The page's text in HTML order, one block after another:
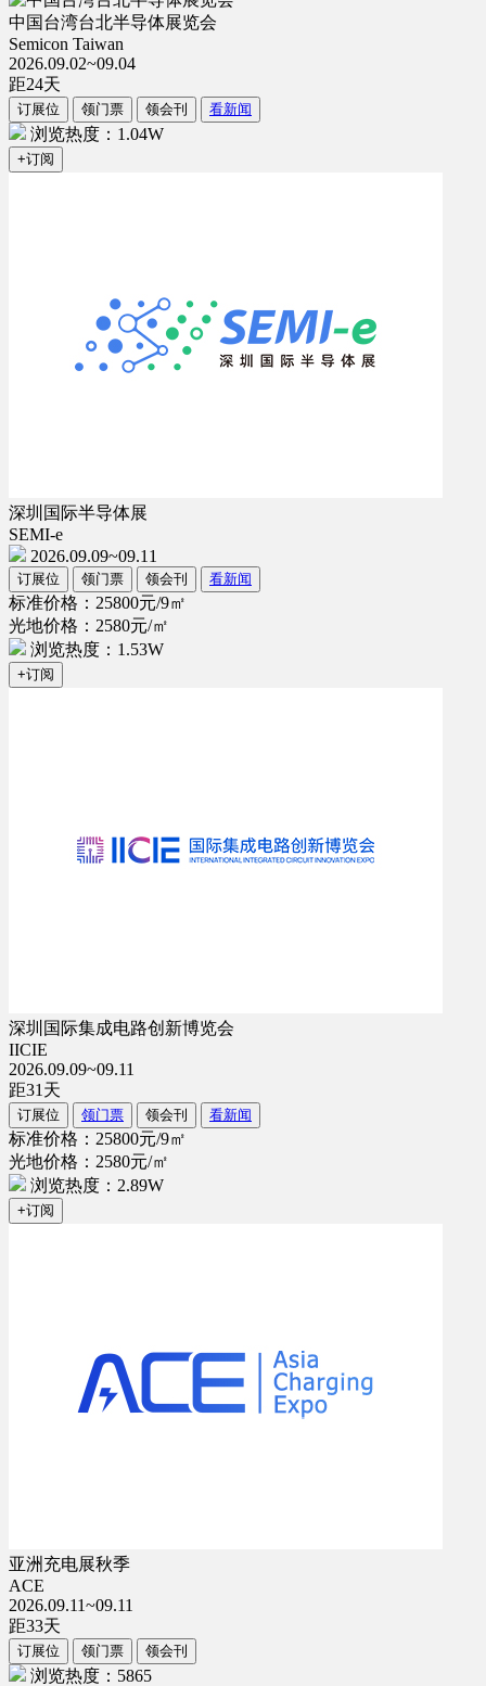
中国台湾台北半导体展览会
Semicon Taiwan
2026.09.02~09.04
距24天
订展位 领门票 领会刊 看新闻
浏览热度：1.04W
+订阅
深圳国际半导体展
SEMI-e
2026.09.09~09.11
订展位 领门票 领会刊 看新闻
标准价格：25800元/9㎡
光地价格：2580元/㎡
浏览热度：1.53W
+订阅
深圳国际集成电路创新博览会
IICIE
2026.09.09~09.11
距31 天
订展位 领门票 领会刊 看新闻
标准价格：25800元/9㎡
光地价格：2580元/㎡
浏览热度：2.89W
+订阅
亚洲充电展秋季
ACE
2026.09.11~09.11
距33天
订展位 领门票 领会刊
浏览热度：5865